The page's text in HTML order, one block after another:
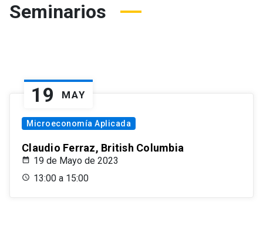
Seminarios
19 MAY
Microeconomía Aplicada
Claudio Ferraz, British Columbia
19 de Mayo de 2023
13:00 a 15:00